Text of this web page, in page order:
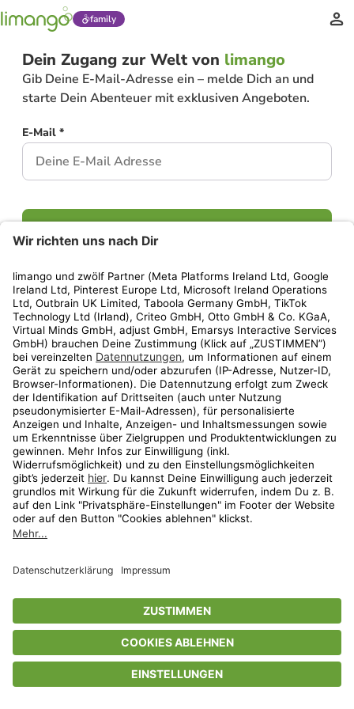
family
Dein Zugang zur Welt von limango
Gib Deine E-Mail-Adresse ein – melde Dich an und
starte Dein Abenteuer mit exklusiven Angeboten.
E-Mail *
Weiter
Privatsphäre-EinstellungenAGBDatenschutzCompliance
GeschenkgutscheinbedingungenImpressumHelp Center